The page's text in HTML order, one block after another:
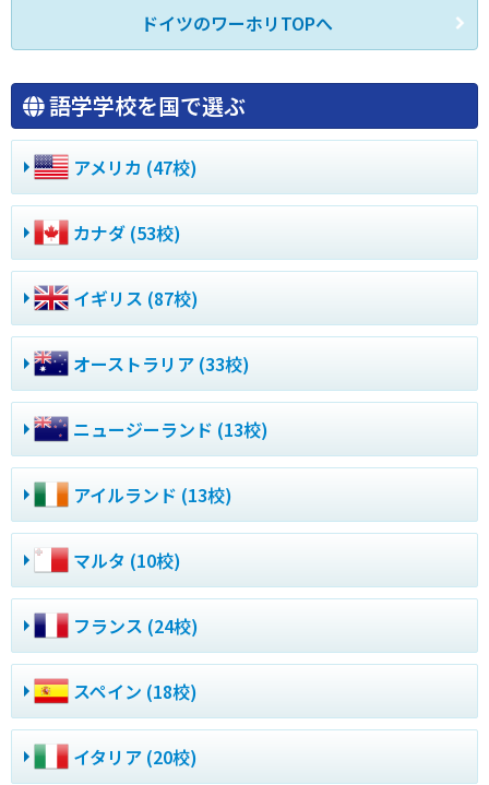
ドイツのワーホリTOPへ
語学学校を国で選ぶ
アメリカ (47校)
カナダ (53校)
イギリス (87校)
オーストラリア (33校)
ニュージーランド (13校)
アイルランド (13校)
マルタ (10校)
フランス (24校)
スペイン (18校)
イタリア (20校)